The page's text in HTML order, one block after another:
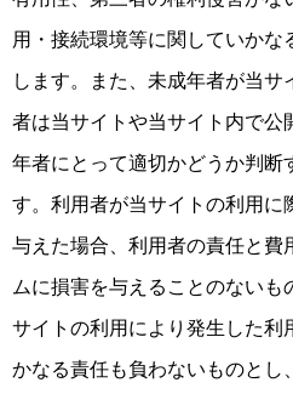
用・接続環境等に関していかな
します。また、未成年者が当
者は当サイトや当サイト内で公
年者にとって適切かどうか判断
す。利用者が当サイトの利用に
与えた場合、利用者の責任と費
ムに損害を与えることのないも
サイトの利用により発生した利
かなる責任も負わないものとし